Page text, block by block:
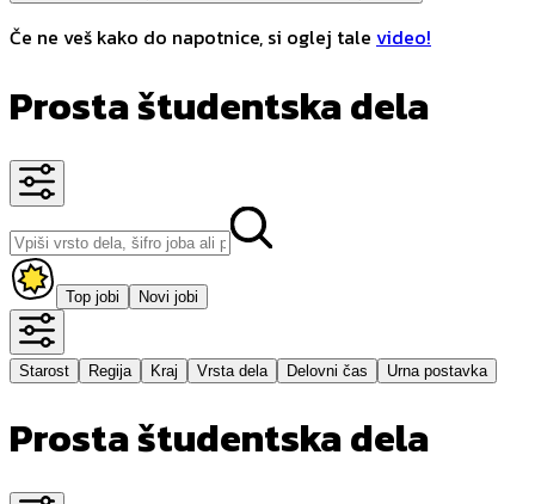
Če ne veš kako do napotnice, si oglej tale video!
Prosta študentska dela
Top jobi Novi jobi
Starost Regija Kraj Vrsta dela Delovni čas Urna postavka
Prosta študentska dela